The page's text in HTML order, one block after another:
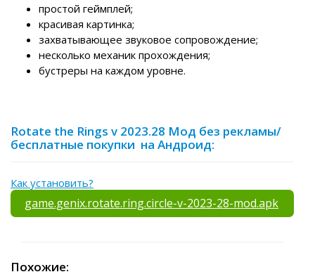
простой геймплей;
красивая картинка;
захватывающее звуковое сопровождение;
несколько механик прохождения;
бустреры на каждом уровне.
Rotate the Rings v 2023.28 Мод без рекламы/
бесплатные покупки на Андроид:
Как установить?
game.genix.rotate.ring.circle-v-2023-28-mod.apk
Похожие: